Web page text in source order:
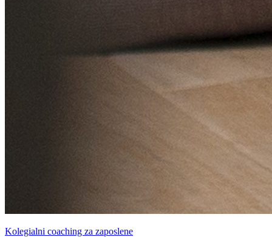
Kolegialni coaching za zaposlene